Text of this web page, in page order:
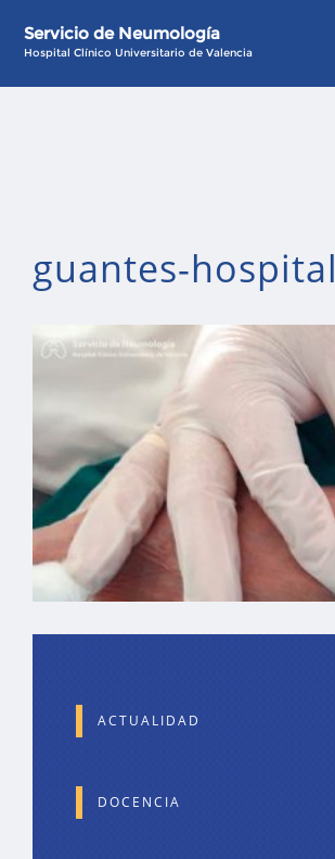
Servicio de Neumología
Hospital Clínico Universitario de Valencia
guantes-hospital
ACTUALIDAD
DOCENCIA